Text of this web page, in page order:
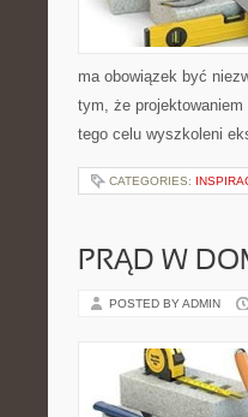
ma obowiązek być
tym, że
tego celu wyszkoleni
CATEGORIES:
PRĄD W
POSTED BY ADMIN